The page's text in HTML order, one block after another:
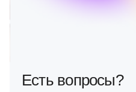
Есть вопросы?